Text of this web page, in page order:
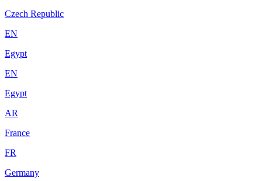
Czech Republic
EN
Egypt
EN
Egypt
AR
France
FR
Germany